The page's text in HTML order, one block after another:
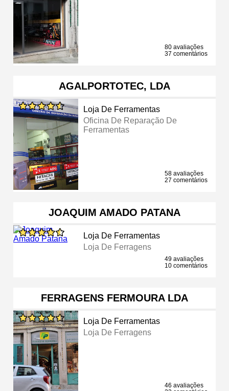
80 avaliações
37 comentários
AGALPORTOTEC, LDA
Loja De Ferramentas
Oficina De Reparação De
Ferramentas
58 avaliações
27 comentários
JOAQUIM AMADO PATANA
Loja De Ferramentas
Loja De Ferragens
49 avaliações
10 comentários
FERRAGENS FERMOURA LDA
Loja De Ferramentas
Loja De Ferragens
46 avaliações